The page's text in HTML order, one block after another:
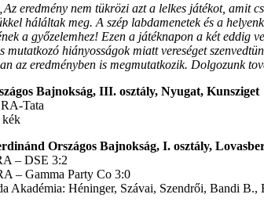
„Az eredmény nem tükrözi azt a lelkes játékot, amit
háláltak meg. A szép labdamenetek és a
a győzelemhez! Ezen a játéknapon a két
mutatkozó hiányosságok miatt vereséget
az eredményben is megmutatkozik. Dolgozunk
Bajnokság, III. osztály, Nyugat, Kunsziget
Tata
Országos Bajnokság, I. osztály,
– DSE 3:2
– Gamma Party Co 3:0
Héninger, Szávai, Szendrői, Bandi B.,